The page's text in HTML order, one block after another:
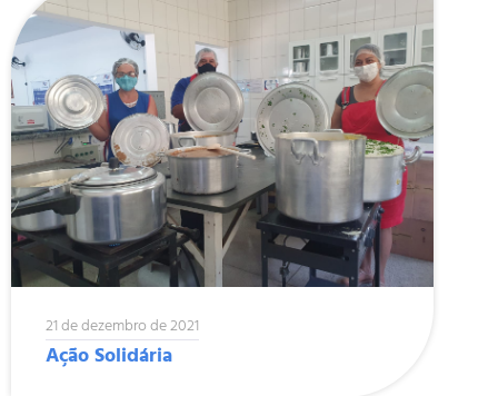
21 de dezembro de 2021
Ação Solidária